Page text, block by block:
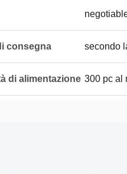
consegna secondo
di alimentazione 300 pc al